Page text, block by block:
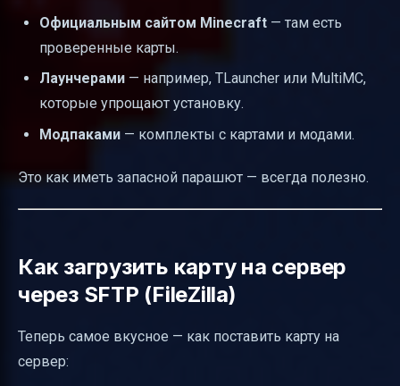
Официальным сайтом Minecraft — там есть
проверенные карты.
Лаунчерами — например, TLauncher или MultiMC,
которые упрощают установку.
Модпаками — комплекты с картами и модами.
Это как иметь запасной парашют — всегда полезно.
Как загрузить карту на сервер
через SFTP (FileZilla)
Теперь самое вкусное — как поставить карту на
сервер: